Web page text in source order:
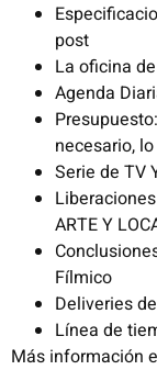
post
La oficina
Agenda
necesario,
Serie de TV
ARTE Y
Fílmico
Deliveries
Línea de
Más información